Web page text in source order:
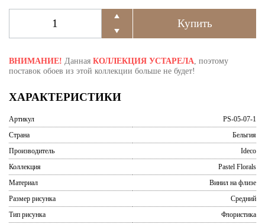
ВНИМАНИЕ! Данная КОЛЛЕКЦИЯ УСТАРЕЛА, поэтому
поставок обоев из этой коллекции больше не будет!
ХАРАКТЕРИСТИКИ
Артикул
PS-05-07-1
Страна
Бельгия
Производитель
Ideco
Коллекция
Pastel Florals
Материал
Винил на флизе
Размер рисунка
Средний
Тип рисунка
Флористика